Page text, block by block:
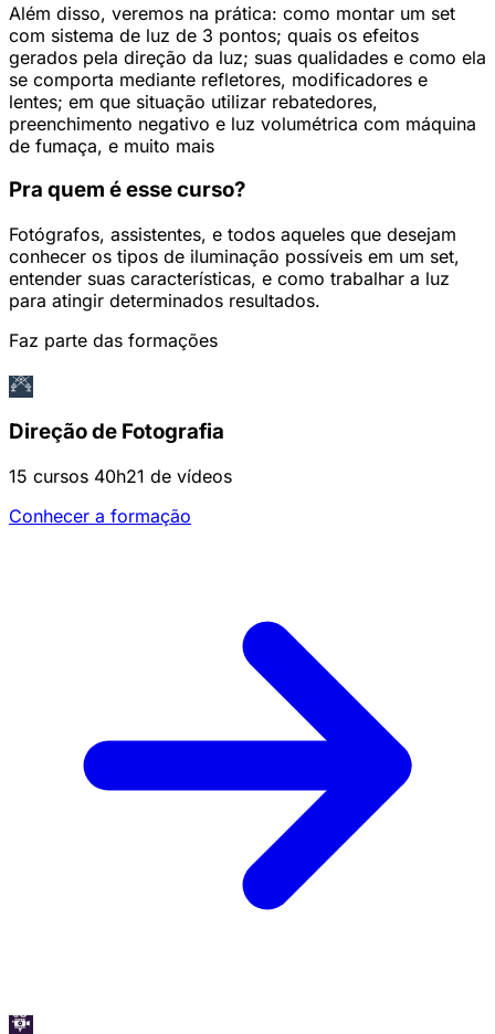
Além disso, veremos na prática: como montar um set
com sistema de luz de 3 pontos; quais os efeitos
gerados pela direção da luz; suas qualidades e como ela
se comporta mediante refletores, modificadores e
lentes; em que situação utilizar rebatedores,
preenchimento negativo e luz volumétrica com máquina
de fumaça, e muito mais
Pra quem é esse curso?
Fotógrafos, assistentes, e todos aqueles que desejam
conhecer os tipos de iluminação possíveis em um set,
entender suas características, e como trabalhar a luz
para atingir determinados resultados.
Faz parte das formações
Direção de Fotografia
15 cursos 40h21 de vídeos
Conhecer a formação